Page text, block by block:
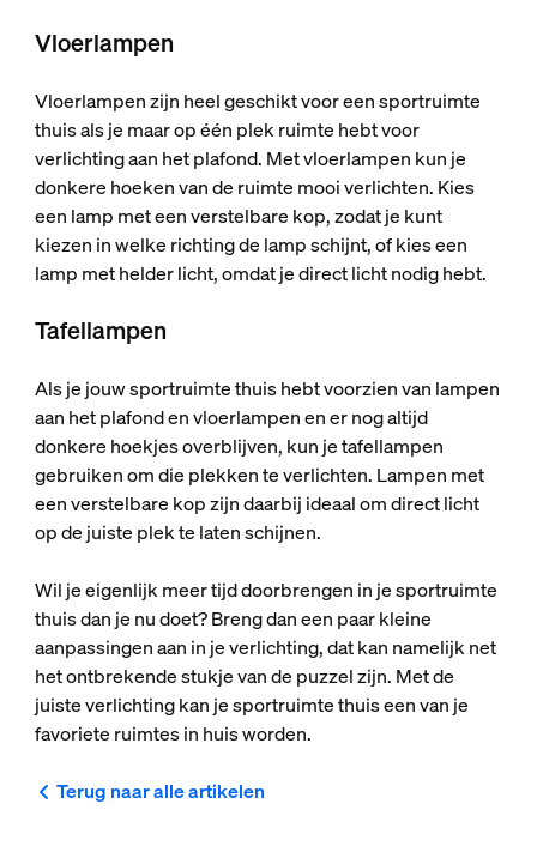
Vloerlampen
Vloerlampen zijn heel geschikt voor een sportruimte
thuis als je maar op één plek ruimte hebt voor
verlichting aan het plafond. Met vloerlampen kun je
donkere hoeken van de ruimte mooi verlichten. Kies
een lamp met een verstelbare kop, zodat je kunt
kiezen in welke richting de lamp schijnt, of kies een
lamp met helder licht, omdat je direct licht nodig hebt.
Tafellampen
Als je jouw sportruimte thuis hebt voorzien van lampen
aan het plafond en vloerlampen en er nog altijd
donkere hoekjes overblijven, kun je tafellampen
gebruiken om die plekken te verlichten. Lampen met
een verstelbare kop zijn daarbij ideaal om direct licht
op de juiste plek te laten schijnen.
Wil je eigenlijk meer tijd doorbrengen in je sportruimte
thuis dan je nu doet? Breng dan een paar kleine
aanpassingen aan in je verlichting, dat kan namelijk net
het ontbrekende stukje van de puzzel zijn. Met de
juiste verlichting kan je sportruimte thuis een van je
favoriete ruimtes in huis worden.
Terug naar alle artikelen